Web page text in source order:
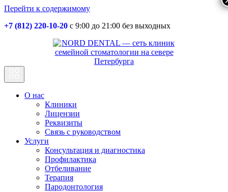
Перейти к содержимому
+7 (812) 220-10-20 с 9:00 до 21:00 без выходных
Основная
навигация
О нас
Клиники
Лицензии
Реквизиты
Связь с руководством
Услуги
Консультация и диагностика
Профилактика
Отбеливание
Терапия
Пародонтология